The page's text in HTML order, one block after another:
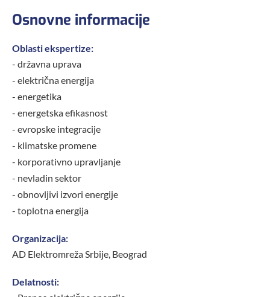
Osnovne informacije
Oblasti ekspertize:
- državna uprava
- električna energija
- energetika
- energetska efikasnost
- evropske integracije
- klimatske promene
- korporativno upravljanje
- nevladin sektor
- obnovljivi izvori energije
- toplotna energija
Organizacija:
AD Elektromreža Srbije, Beograd
Delatnosti: